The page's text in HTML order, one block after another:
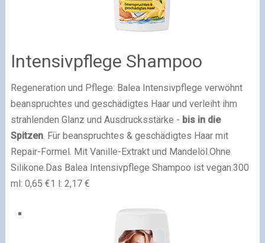
Intensivpflege Shampoo
Regeneration und Pflege: Balea Intensivpflege verwöhnt
beanspruchtes und geschädigtes Haar und verleiht ihm
strahlenden Glanz und Ausdrucksstärke - bis in die
Spitzen. Für beanspruchtes & geschädigtes Haar mit
Repair-Formel. Mit Vanille-Extrakt und Mandelöl.Ohne
Silikone.Das Balea Intensivpflege Shampoo ist vegan.300
ml: 0,65 €1 l: 2,17 €